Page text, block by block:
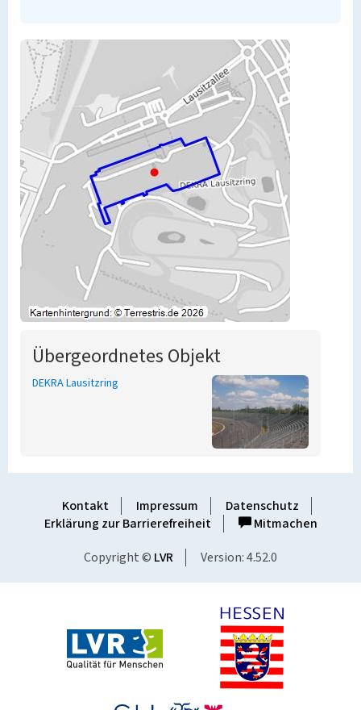
Übergeordnetes Objekt
DEKRA Lausitzring
Kontakt Impressum
Datenschutz
Erklärung zur Barrierefreiheit
Mitmachen
Copyright © LVR Version: 4.52.0